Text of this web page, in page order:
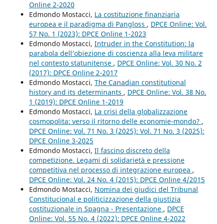
Online 2-2020
Edmondo Mostacci, La costituzione finanziaria
europea e il paradigma di Pangloss , DPCE Online: Vol.
57 No. 1 (2023): DPCE Online 1-2023
Edmondo Mostacci, Intruder in the Constitution: la
parabola dell’obiezione di coscienza alla leva militare
nel contesto statunitense , DPCE Online: Vol. 30 No. 2
(2017): DPCE Online 2-2017
Edmondo Mostacci, The Canadian constitutional
history and its determinants , DPCE Online: Vol. 38 No.
1 (2019): DPCE Online 1-2019
Edmondo Mostacci, La crisi della globalizzazione
cosmopolita: verso il ritorno delle economie-mondo? ,
DPCE Online: Vol. 71 No. 3 (2025): Vol. 71 No. 3 (2025):
DPCE Online 3-2025
Edmondo Mostacci, Il fascino discreto della
competizione. Legami di solidarietà e pressione
competitiva nel processo di integrazione europea ,
DPCE Online: Vol. 24 No. 4 (2015): DPCE Online 4/2015
Edmondo Mostacci, Nomina dei giudici del Tribunal
Constitucional e politicizzazione della giustizia
costituzionale in Spagna - Presentazione , DPCE
Online: Vol. 55 No. 4 (2022): DPCE Online 4-2022